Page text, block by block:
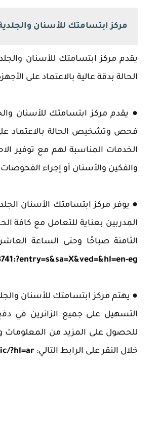
مركز ابتسامتك للأسنان والجلدية
يقدم مركز ابتسامتك للأسنان
الحالة بدقة عالية بالاعتماد على
● يقدم مركز ابتسامتك للأسنان
فحص وتشخيص الحالة بالاعتماد على
الخدمات المناسبة لهم مع توفير
والفكين والأسنان أو إجراء
● يوفر مركز ابتسامتك الأسنان
المدربين بعناية للتعامل مع كافة
الثامنة صباحًا وحتى الساعة
eg
● يهتم مركز ابتسامتك للأسنان
التسهيل على جميع الزائرين في
للحصول على المزيد من المعلومات
خلال النقر على الرابط التالي: ?hl=ar